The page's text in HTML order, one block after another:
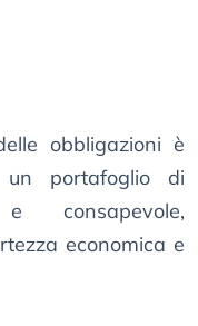
obbligazioni è
un portafoglio di
consapevole,
economica e